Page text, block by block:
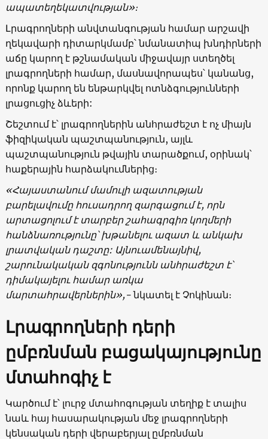
ապատեղեկատվության»։
Լրագրողների անվտանգության համար արշավի
ղեկավարի դիտարկմամբ՝ նմանատիպ խնդիրների
աճը կարող է թշնամական միջավայր ստեղծել
լրագրողների համար, մասնավորապես՝ կանանց,
որոնք կարող են ենթարկվել ոտնձգությունների
լրացուցիչ ձևերի:
Շեշտում է՝ լրագրողներին անհրաժեշտ է ոչ միայն
ֆիզիկական պաշտպանություն, այլև
պաշտպանություն թվային տարածքում, օրինակ՝
հաքերային հարձակումներից։
«Հայաստանում մամուլի ազատության
բարելավումը հուսադրող զարգացում է, որն
արտացոլում է տարբեր շահագրգիռ կողմերի
հանձնառությունը՝ խթանելու ազատ և անկախ
լրատվական դաշտը: Այնուամենայնիվ,
շարունակական զգոնությունն անհրաժեշտ է՝
դիմակայելու համար առկա
մարտահրավերներին»,-նկատել է Չոկինան։
Լրագրողների դերի
ըմբռնման բացակայությունը
մտահոգիչ է
Կարծում է՝ լուրջ մտահոգության տեղիք է տալիս
նաև հայ հասարակության մեջ լրագրողների
կենսական դերի վերաբերյալ ըմբռնման